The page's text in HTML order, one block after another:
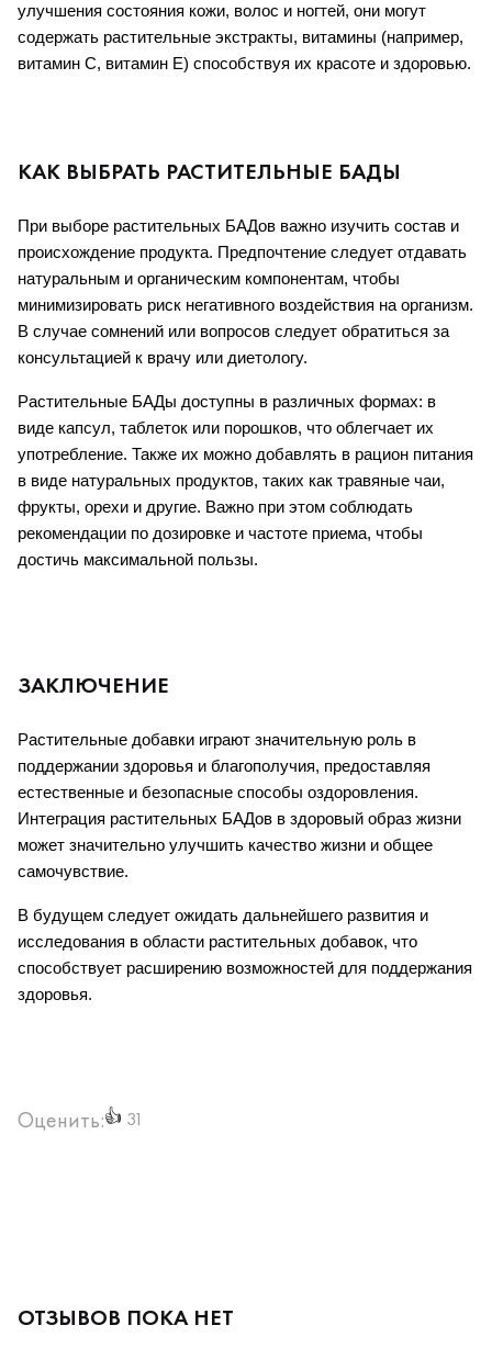
улучшения состояния кожи, волос и ногтей, они могут
содержать растительные экстракты, витамины (например,
витамин С, витамин Е) способствуя их красоте и здоровью.
КАК ВЫБРАТЬ РАСТИТЕЛЬНЫЕ БАДЫ
При выборе растительных БАДов важно изучить состав и
происхождение продукта. Предпочтение следует отдавать
натуральным и органическим компонентам, чтобы
минимизировать риск негативного воздействия на организм.
В случае сомнений или вопросов следует обратиться за
консультацией к врачу или диетологу.
Растительные БАДы доступны в различных формах: в
виде капсул, таблеток или порошков, что облегчает их
употребление. Также их можно добавлять в рацион питания
в виде натуральных продуктов, таких как травяные чаи,
фрукты, орехи и другие. Важно при этом соблюдать
рекомендации по дозировке и частоте приема, чтобы
достичь максимальной пользы.
ЗАКЛЮЧЕНИЕ
Растительные добавки играют значительную роль в
поддержании здоровья и благополучия, предоставляя
естественные и безопасные способы оздоровления.
Интеграция растительных БАДов в здоровый образ жизни
может значительно улучшить качество жизни и общее
самочувствие.
В будущем следует ожидать дальнейшего развития и
исследования в области растительных добавок, что
способствует расширению возможностей для поддержания
здоровья.
Оценить:👍 31
ОТЗЫВОВ ПОКА НЕТ